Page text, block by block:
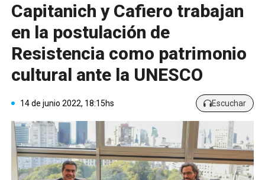
Capitanich y Cafiero trabajan
en la postulación de
Resistencia como patrimonio
cultural ante la UNESCO
14 de junio 2022, 18:15hs Escuchar